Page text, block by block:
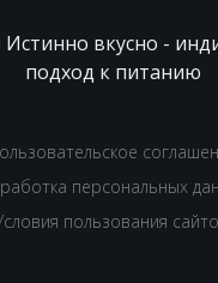
вкусно -
подход к питанию
персональных
пользования